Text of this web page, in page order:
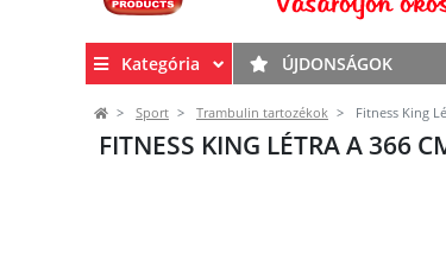
Kategória ÚJDONSÁGOK
Sport Trambulin tartozékok Fitness King
FITNESS KING LÉTRA A 366